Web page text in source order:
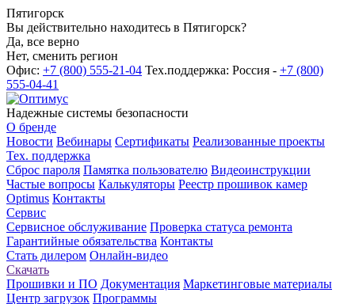
Пятигорск
Вы действительно находитесь в Пятигорск?
Да, все верно
Нет, сменить регион
Офис: +7 (800) 555-21-04 Тех.поддержка: Россия - +7 (800)
555-04-41
Надежные системы безопасности
О бренде
Новости Вебинары Сертификаты Реализованные проекты
Тех. поддержка
Сброс пароля Памятка пользователю Видеоинструкции
Частые вопросы Калькуляторы Реестр прошивок камер
Optimus Контакты
Сервис
Сервисное обслуживание Проверка статуса ремонта
Гарантийные обязательства Контакты
Стать дилером Онлайн-видео
Скачать
Прошивки и ПО Документация Маркетинговые материалы
Центр загрузок Программы